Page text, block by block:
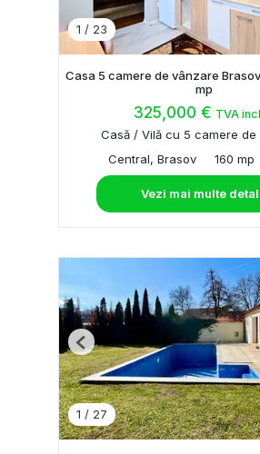
1 / 23
Casa 5 camere de vânzare
mp
325,000 € TVA
Casă / Vilă cu 5 camere de
Central, Brasov
160 mp
Vezi mai multe
1 / 27
Previous